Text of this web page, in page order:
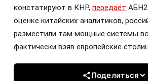
констатируют в КНР, передаёт
оценке китайских аналитиков,
разместили там мощные системы
фактически взяв европейские
Поделиться